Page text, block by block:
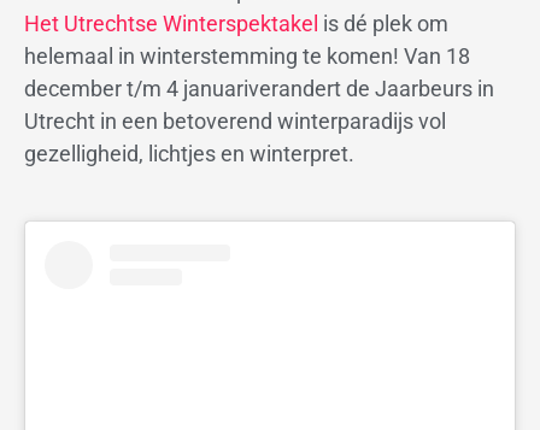
Het Utrechtse Winterspektakel is dé plek om
helemaal in winterstemming te komen! Van 18
december t/m 4 januariverandert de Jaarbeurs in
Utrecht in een betoverend winterparadijs vol
gezelligheid, lichtjes en winterpret.